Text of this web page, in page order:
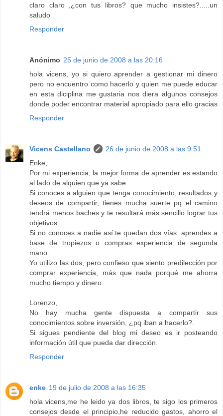
claro claro ,¿con tus libros? que mucho insistes?.....un
saludo
Responder
Anónimo 25 de junio de 2008 a las 20:16
hola vicens, yo si quiero aprender a gestionar mi dinero
pero no encuentro como hacerlo y quien me puede educar
en esta diciplina me gustaria nos diera algunos consejos
donde poder encontrar material apropiado para ello gracias
Responder
Vicens Castellano
26 de junio de 2008 a las 9:51
Enke,
Por mi experiencia, la mejor forma de aprender es estando
al lado de alquien que ya sabe.
Si conoces a alguien que tenga conocimiento, resultados y
deseos de compartir, tienes mucha suerte pq el camino
tendrá menos baches y te resultará más sencillo lograr tus
objetivos.
Si no conoces a nadie así te quedan dos vías: aprendes a
base de tropiezos o compras experiencia de segunda
mano.
Yo utilizo las dos, pero confieso que siento predilección por
comprar experiencia, más que nada porqué me ahorra
mucho tiempo y dinero.
Lorenzo,
No hay mucha gente dispuesta a compartir sus
conocimientos sobre inversión, ¿pq iban a hacerlo?.
Si sigues pendiente del blog mi deseo es ir posteando
información útil que pueda dar dirección.
Responder
enke 19 de julio de 2008 a las 16:35
hola vicens,me he leido ya dos libros, te sigo los primeros
consejos desde el principio,he reducido gastos, ahorro el